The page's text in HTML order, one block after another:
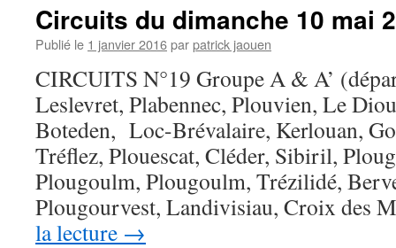
Circuits du dimanche 10 mai
Publié le 1 janvier 2016parpatrick jaouen
CIRCUITS N°19 Groupe A & A’
Leslevret, Plabennec, Plouvien, Le
Boteden, Loc-Brévalaire, Kerlouan,
Tréflez, Plouescat, Cléder, Sibiril,
Plougoulm, Plougoulm, Trézilidé,
Plougourvest, Landivisiau, Croix des
la lecture →